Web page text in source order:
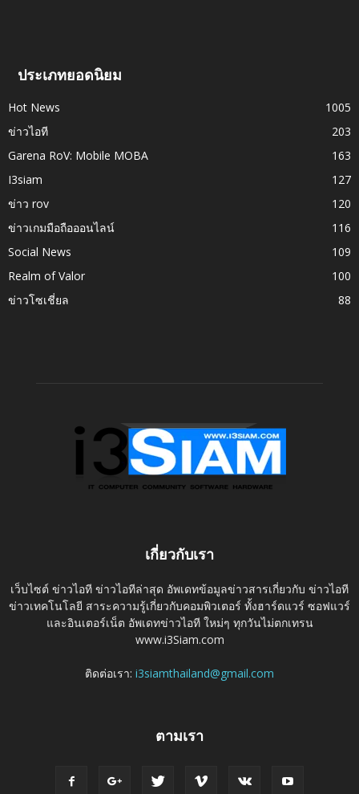
ประเภทยอดนิยม
Hot News
1005
ข่าวไอที
203
Garena RoV: Mobile MOBA
163
I3siam
127
ข่าว rov
120
ข่าวเกมมือถือออนไลน์
116
Social News
109
Realm of Valor
100
ข่าวโซเชี่ยล
88
เกี่ยวกับเรา
เว็บไซต์ ข่าวไอที ข่าวไอทีล่าสุด อัพเดทข้อมูลข่าวสารเกี่ยวกับ ข่าวไอที
ข่าวเทคโนโลยี สาระความรู้เกี่ยวกับคอมพิวเตอร์ ทั้งฮาร์ดแวร์ ซอฟแวร์
และอินเตอร์เน็ต อัพเดทข่าวไอที ใหม่ๆ ทุกวันไม่ตกเทรน
www.i3Siam.com
ติดต่อเรา: i3siamthailand@gmail.com
ตามเรา